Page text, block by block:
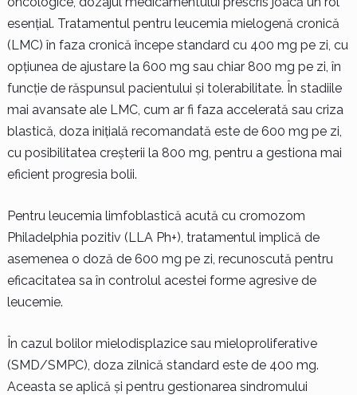
esențial. Tratamentul pentru leucemia mielogenă cronică
(LMC) în faza cronică începe standard cu 400 mg pe zi, cu
opțiunea de ajustare la 600 mg sau chiar 800 mg pe zi, în
funcție de răspunsul pacientului și tolerabilitate. În stadiile
mai avansate ale LMC, cum ar fi faza accelerată sau criza
blastică, doza inițială recomandată este de 600 mg pe zi,
cu posibilitatea creșterii la 800 mg, pentru a gestiona mai
eficient progresia bolii.
Pentru leucemia limfoblastică acută cu cromozom
Philadelphia pozitiv (LLA Ph+), tratamentul implică de
asemenea o doză de 600 mg pe zi, recunoscută pentru
eficacitatea sa în controlul acestei forme agresive de
leucemie.
În cazul bolilor mielodisplazice sau mieloproliferative
(SMD/SMPC), doza zilnică standard este de 400 mg.
Aceasta se aplică și pentru gestionarea sindromului